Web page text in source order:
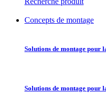
Concepts de montage
Solutions de montage pour
Solutions de montage pour